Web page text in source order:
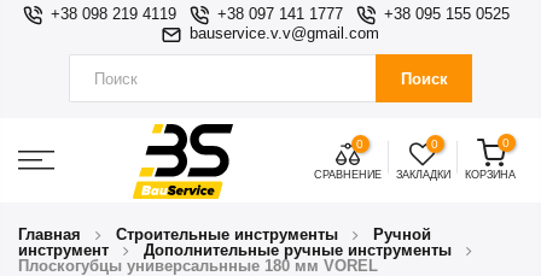
+38 098 219 4119 +38 097 141 1777
+38 095 155 0525
bauservice.v.v@gmail.com
Поиск
0
СРАВНЕНИЕ
0
ЗАКЛАДКИ
0
КОРЗИНА
Главная Строительные инструменты
Ручной
инструмент
Дополнительные ручные инструменты
Плоскогубцы универсальнные 180 мм VOREL